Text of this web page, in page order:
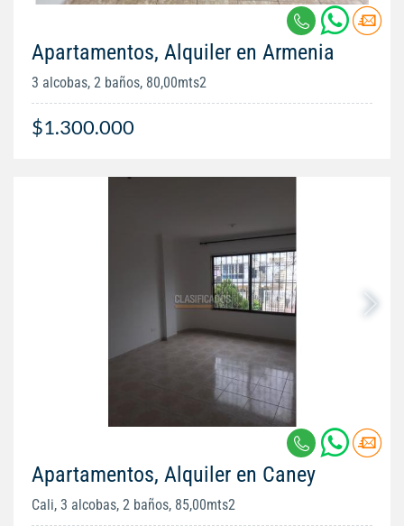
Apartamentos, Alquiler en Armenia
3 alcobas, 2 baños, 80,00mts2
$1.300.000
Apartamentos, Alquiler en Caney
Cali, 3 alcobas, 2 baños, 85,00mts2